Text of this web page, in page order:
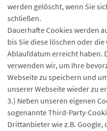
werden gelöscht, wenn Sie
schließen.
Dauerhafte Cookies werden
bis Sie diese löschen oder
Ablaufdatum erreicht haben.
verwenden wir, um Ihre
Webseite zu speichern und
unserer Webseite wieder zu
3.) Neben unseren eigenen
sogenannte Third-Party-
Drittanbieter wie z.B. Google,